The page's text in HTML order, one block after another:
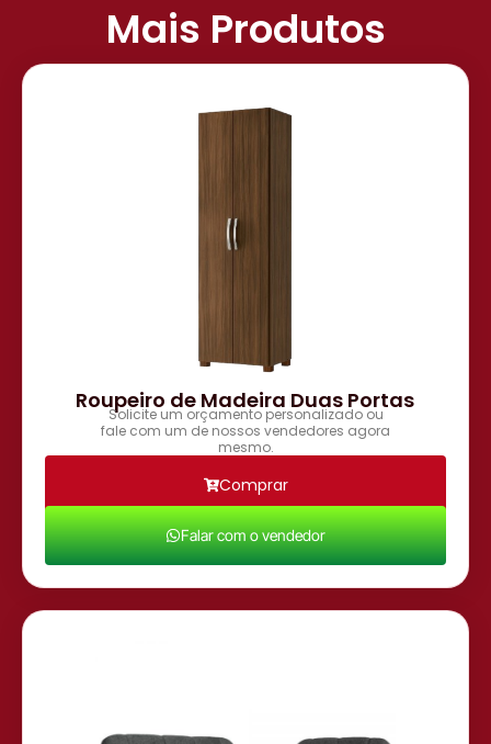
Mais Produtos
Roupeiro de Madeira Duas Portas
Solicite um orçamento personalizado ou
fale com um de nossos vendedores agora
mesmo.
Comprar
Falar com o vendedor